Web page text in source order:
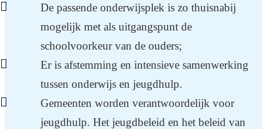
De passende onderwijsplek is zo thuisnabij
mogelijk met als uitgangspunt de
schoolvoorkeur van de ouders;
Er is afstemming en intensieve samenwerking
tussen onderwijs en jeugdhulp.
Gemeenten worden verantwoordelijk voor
jeugdhulp. Het jeugdbeleid en het beleid van